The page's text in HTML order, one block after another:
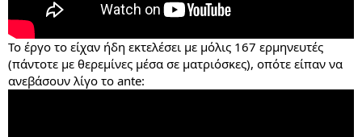
Το έργο το είχαν ήδη εκτελέσει με μόλις 167 ερμηνευτές
(πάντοτε με θερεμίνες μέσα σε ματριόσκες), οπότε είπαν να
ανεβάσουν λίγο το ante: